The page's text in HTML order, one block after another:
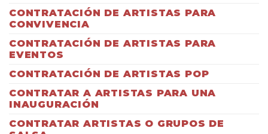
CONTRATACIÓN DE ARTISTAS PARA
CONVIVENCIA
CONTRATACIÓN DE ARTISTAS PARA
EVENTOS
CONTRATACIÓN DE ARTISTAS POP
CONTRATAR A ARTISTAS PARA UNA
INAUGURACIÓN
CONTRATAR ARTISTAS O GRUPOS DE